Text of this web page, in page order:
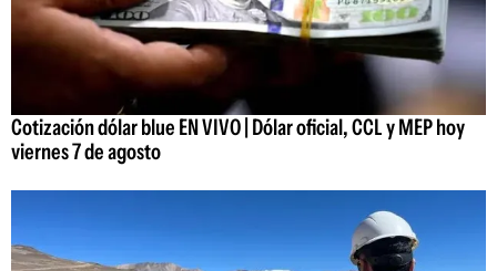
Cotización dólar blue EN VIVO | Dólar oficial, CCL y MEP hoy
viernes 7 de agosto